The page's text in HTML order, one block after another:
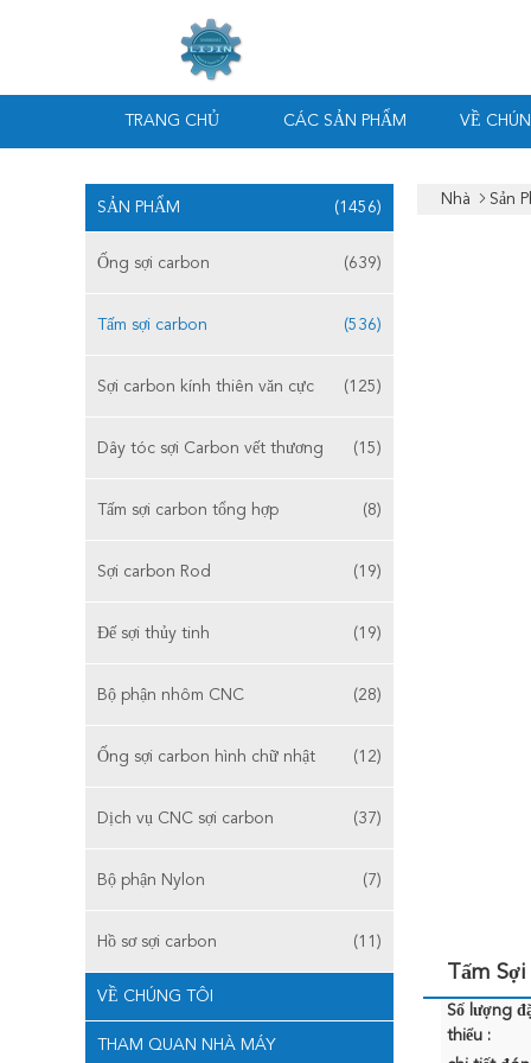
TRANG CHỦ CÁC SẢN PHẨM VỀ
SẢN PHẨM (1456)
Ống sợi carbon (639)
Tấm sợi carbon (536)
Sợi carbon kính thiên văn cực (125)
Dây tóc sợi Carbon vết thương (15)
Tấm sợi carbon tổng hợp (8)
Sợi carbon Rod (19)
Đế sợi thủy tinh (19)
Bộ phận nhôm CNC (28)
Ống sợi carbon hình chữ nhật (12)
Dịch vụ CNC sợi carbon (37)
Bộ phận Nylon (7)
Hồ sơ sợi carbon (11)
VỀ CHÚNG TÔI
THAM QUAN NHÀ MÁY
Nhà Sản
Tấm
Số lượng
thiểu :